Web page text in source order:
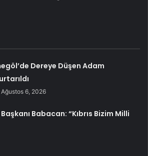
Dereye Düşen Adam
Ağustos 6, 2026
Babacan: “Kıbrıs Bizim Milli